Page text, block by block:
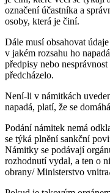
označení účastníka a
osoby, která je činí.
Dále musí obsahovat
v jakém rozsahu ho
předpisy nebo
předcházelo.
Není-li v námitkách
napadá, platí, že se
Podání námitek nemá
se týká plnění sankční
Námitky se podávají
rozhodnutí vydal, a ten o
obrany/ Ministerstvo